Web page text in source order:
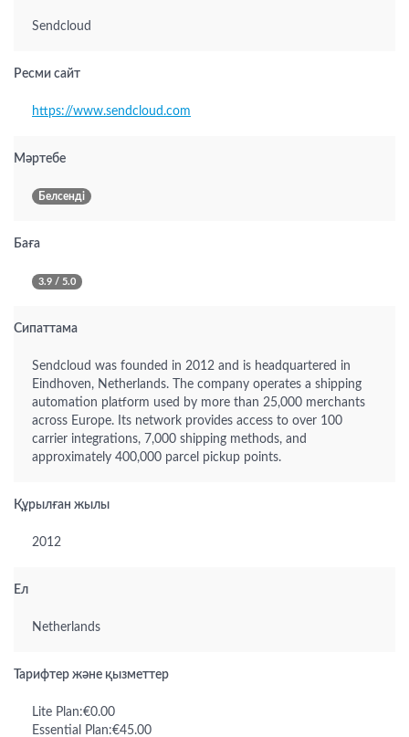
Sendcloud
Ресми сайт
https://www.sendcloud.com
Мәртебе
Белсенді
Баға
3.9 / 5.0
Сипаттама
Sendcloud was founded in 2012 and is headquartered in
Eindhoven, Netherlands. The company operates a shipping
automation platform used by more than 25,000 merchants
across Europe. Its network provides access to over 100
carrier integrations, 7,000 shipping methods, and
approximately 400,000 parcel pickup points.
Құрылған жылы
2012
Ел
Netherlands
Тарифтер және қызметтер
Lite Plan:€0.00
Essential Plan:€45.00